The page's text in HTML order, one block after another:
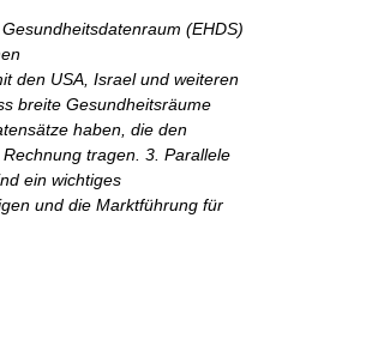
(EHDS)
den USA, Israel und weiteren
breite Gesundheitsräume
haben, die den
tragen. 3. Parallele
ein wichtiges
und die Marktführung für